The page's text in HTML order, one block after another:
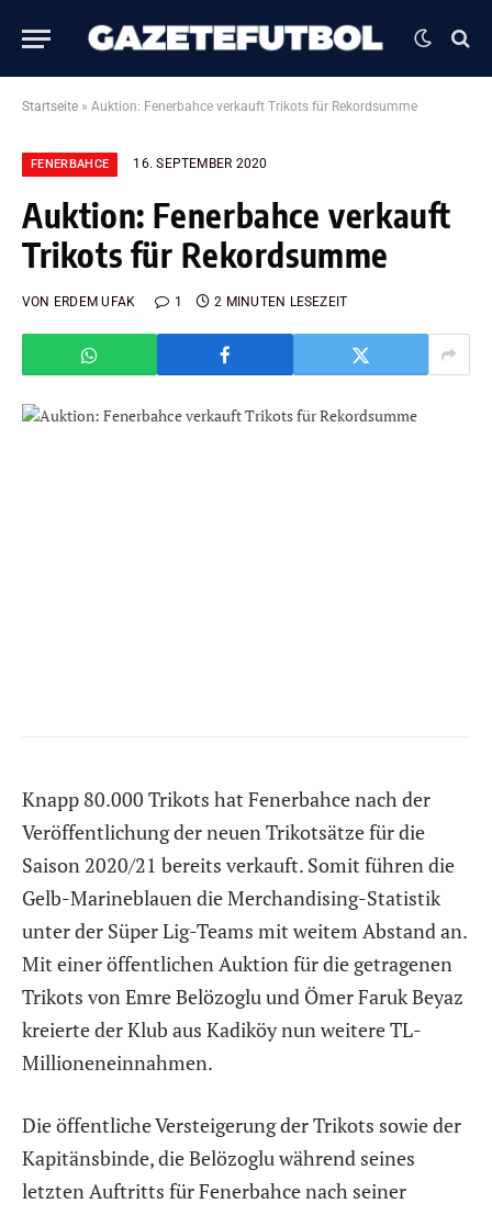
Startseite » Auktion: Fenerbahce verkauft Trikots für Rekordsumme
FENERBAHCE 16. SEPTEMBER 2020
Auktion: Fenerbahce verkauft
Trikots für Rekordsumme
VON ERDEM UFAK 1 2 MINUTEN LESEZEIT
Knapp 80.000 Trikots hat Fenerbahce nach der
Veröffentlichung der neuen Trikotsätze für die
Saison 2020/21 bereits verkauft. Somit führen die
Gelb-Marineblauen die Merchandising-Statistik
unter der Süper Lig-Teams mit weitem Abstand an.
Mit einer öffentlichen Auktion für die getragenen
Trikots von Emre Belözoglu und Ömer Faruk Beyaz
kreierte der Klub aus Kadiköy nun weitere TL-
Millioneneinnahmen.
Die öffentliche Versteigerung der Trikots sowie der
Kapitänsbinde, die Belözoglu während seines
letzten Auftritts für Fenerbahce nach seiner